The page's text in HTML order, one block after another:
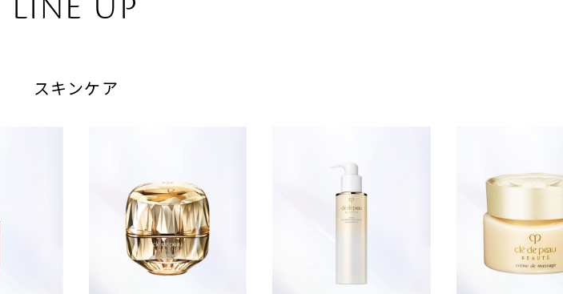
LINE UP
スキンケア